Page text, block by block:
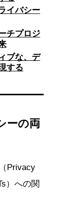
イバシー
チプロジ
ブな、デ
する
ーの両
Privacy
）への関